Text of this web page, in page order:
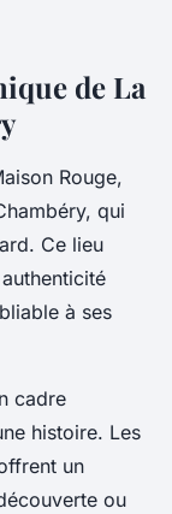
de La
Rouge,
qui
Ce lieu
à ses
cadre
histoire. Les
un
ou